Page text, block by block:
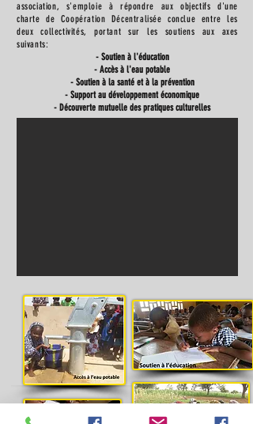
association, s'emploie à répondre aux objectifs d'une
charte de Coopération Décentralisée conclue entre les
deux collectivités, portant sur les soutiens aux axes
suivants:
- Soutien à l'éducation
- Accès à l'eau potable
- Soutien à la santé et à la prévention
- Support au développement économique
- Découverte mutuelle des pratiques culturelles